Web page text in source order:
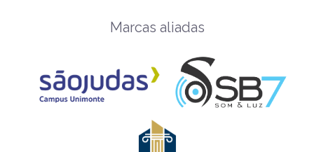
Marcas aliadas